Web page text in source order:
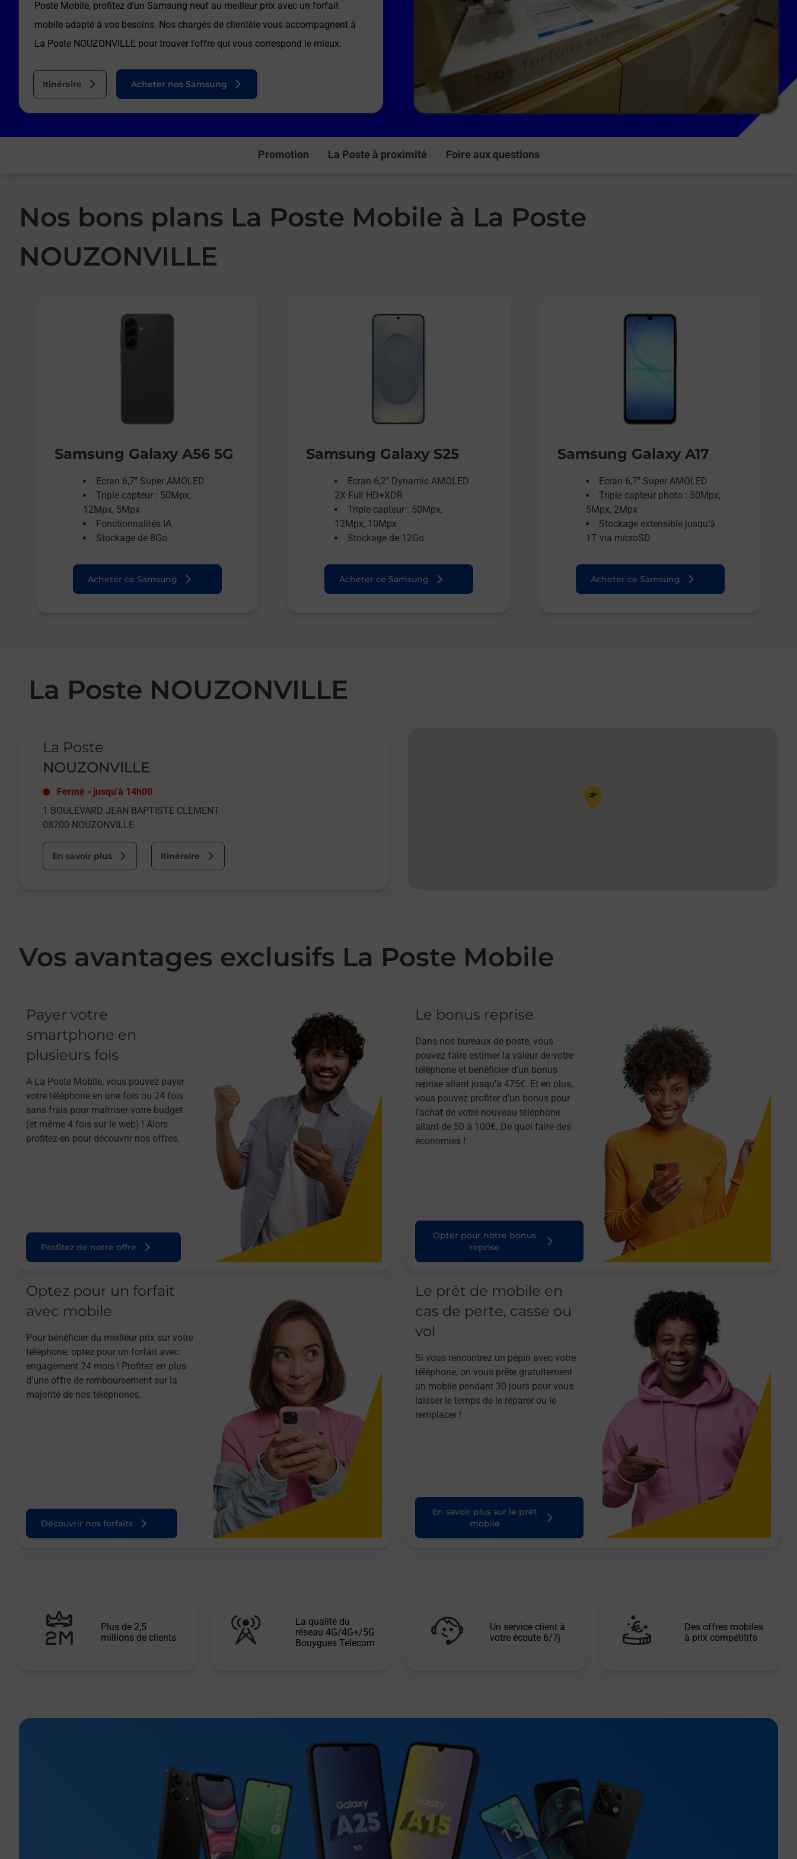
Poste Mobile, profitez d’un Samsung neuf au meilleur prix avec un forfait
mobile adapté à vos besoins. Nos chargés de clientèle vous accompagnent à
La Poste NOUZONVILLE pour trouver l’offre qui vous correspond le mieux.
Itinéraire Acheter nos Samsung
Promotion La Poste à proximité Foire aux questions
Nos bons plans La Poste Mobile à La Poste
NOUZONVILLE
Samsung Galaxy A56 5G
Ecran 6,7’’ Super AMOLED
Triple capteur : 50Mpx,
12Mpx, 5Mpx
Fonctionnalités IA
Stockage de 8Go
Acheter ce Samsung
Samsung Galaxy S25
Ecran 6,2’’ Dynamic AMOLED
2X Full HD+XDR
Triple capteur : 50Mpx,
12Mpx, 10Mpx
Stockage de 12Go
Acheter ce Samsung
Samsung Galaxy A17
Ecran 6,7’’ Super AMOLED
Triple capteur photo : 50Mpx,
5Mpx, 2Mpx
Stockage extensible jusqu’à
1T via microSD
Acheter ce Samsung
La Poste NOUZONVILLE
La Poste
NOUZONVILLE
Fermé - jusqu'à 14h00
1 BOULEVARD JEAN BAPTISTE CLEMENT
08700 NOUZONVILLE
En savoir plus Itinéraire
Pin de la carte
Vos avantages exclusifs La Poste Mobile
Payer votre
smartphone en
plusieurs fois
A La Poste Mobile, vous pouvez payer
votre téléphone en une fois ou 24 fois
sans frais pour maîtriser votre budget
(et même 4 fois sur le web) ! Alors
profitez-en pour découvrir nos offres.
Profitez de notre offre
Le bonus reprise
Dans nos bureaux de poste, vous
pouvez faire estimer la valeur de votre
téléphone et bénéficier d’un bonus
reprise allant jusqu’à 475€. Et en plus,
vous pouvez profiter d’un bonus pour
l’achat de votre nouveau téléphone
allant de 50 à 100€. De quoi faire des
économies !
Opter pour notre bonus
reprise
Optez pour un forfait
avec mobile
Pour bénéficier du meilleur prix sur votre
téléphone, optez pour un forfait avec
engagement 24 mois ! Profitez en plus
d’une offre de remboursement sur la
majorité de nos téléphones.
Découvrir nos forfaits
Le prêt de mobile en
cas de perte, casse ou
vol
Si vous rencontrez un pépin avec votre
téléphone, on vous prête gratuitement
un mobile pendant 30 jours pour vous
laisser le temps de le réparer ou le
remplacer !
En savoir plus sur le prêt
mobile
Plus de 2,5
millions de clients
La qualité du
réseau 4G/4G+/5G
Bouygues Telecom
Un service client à
votre écoute 6/7j
Des offres mobiles
à prix compétitifs